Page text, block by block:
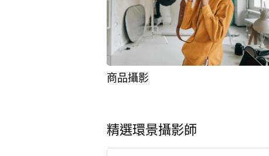
商品攝影
精選環景攝影師